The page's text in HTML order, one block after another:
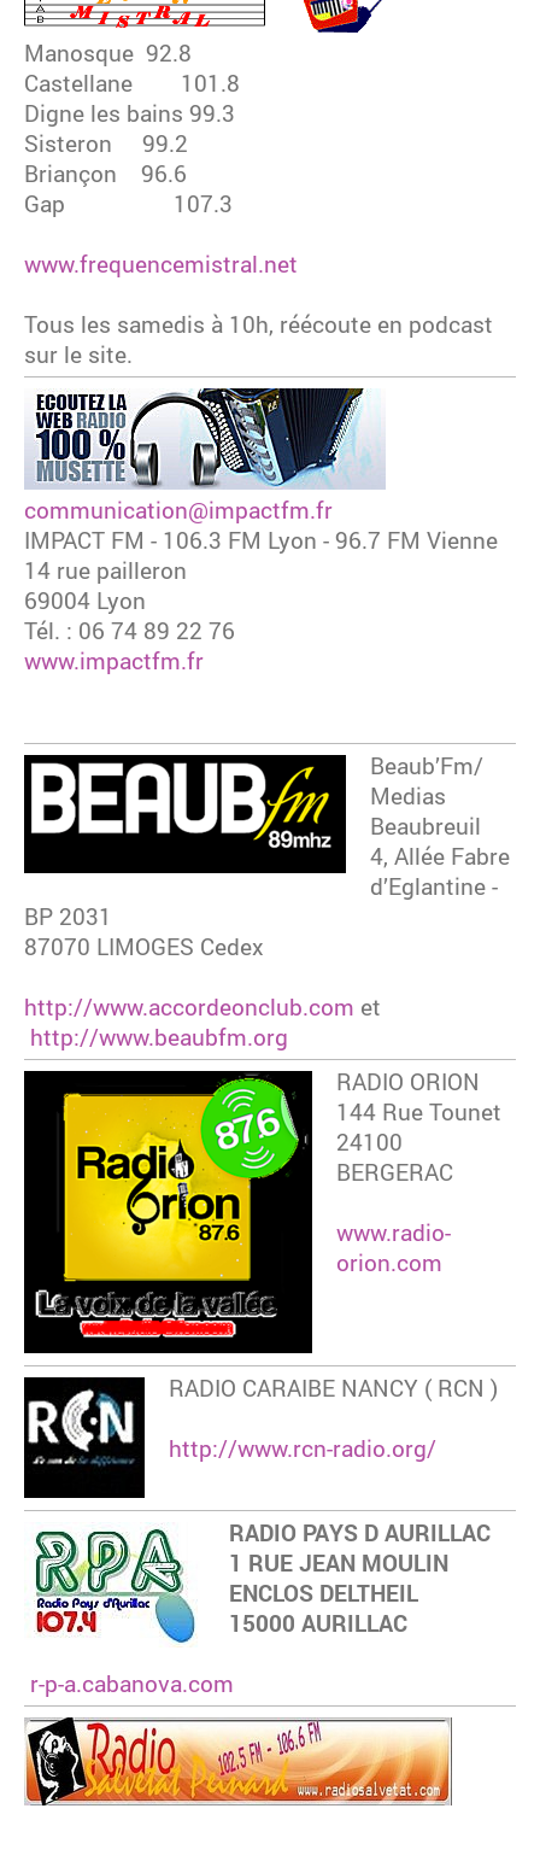
Manosque 92.8
Castellane 101.8
Digne les bains 99.3
Sisteron 99.2
Briançon 96.6
Gap 107.3
www.frequencemistral.net
Tous les samedis à 10h, réécoute en podcast
sur le site.
communication@impactfm.fr
IMPACT FM - 106.3 FM Lyon - 96.7 FM Vienne
14 rue pailleron
69004 Lyon
Tél. : 06 74 89 22 76
www.impactfm.fr
Beaub’Fm/
Medias
Beaubreuil
4, Allée Fabre
d’Eglantine -
BP 2031
87070 LIMOGES Cedex
http://www.accordeonclub.com et
http://www.beaubfm.org
RADIO ORION
144 Rue Tounet
24100
BERGERAC
www.radio-
orion.com
RADIO CARAIBE NANCY ( RCN )
http://www.rcn-radio.org/
RADIO PAYS D AURILLAC
1 RUE JEAN MOULIN
ENCLOS DELTHEIL
15000 AURILLAC
r-p-a.cabanova.com